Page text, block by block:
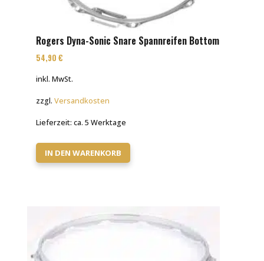
Rogers Dyna-Sonic Snare Spannreifen Bottom
54,90 €
inkl. MwSt.
zzgl. Versandkosten
Lieferzeit: ca. 5 Werktage
IN DEN WARENKORB